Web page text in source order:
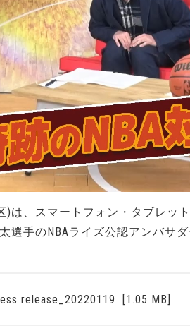
、スマートフォン・タブレッ
選手のNBAライズ公認アンバサ
release_20220119 [1.05 MB]